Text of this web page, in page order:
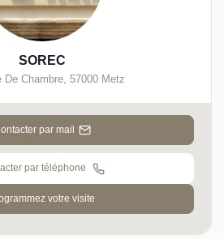
SOREC
De Chambre, 57000 Metz
par mail
par téléphone
votre visite